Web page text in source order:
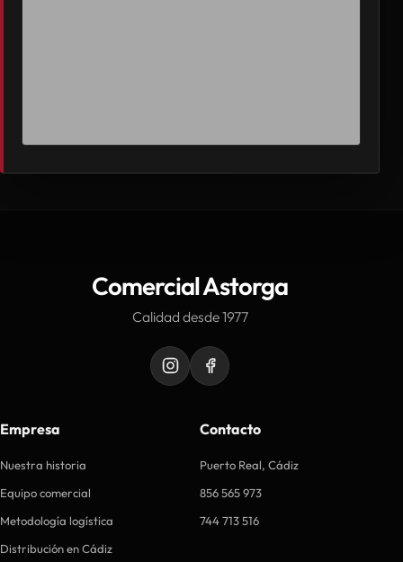
Comercial Astorga
Calidad desde 1977
Empresa
Nuestra historia
Equipo comercial
Metodología logística
Distribución en Cádiz
Contacto
Puerto Real, Cádiz
856 565 973
744 713 516